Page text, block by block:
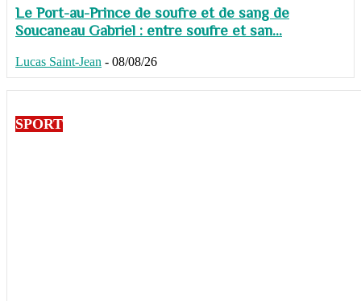
Le Port-au-Prince de soufre et de sang de
Soucaneau Gabriel : entre soufre et san...
Lucas Saint-Jean - 08/08/26
SPORT